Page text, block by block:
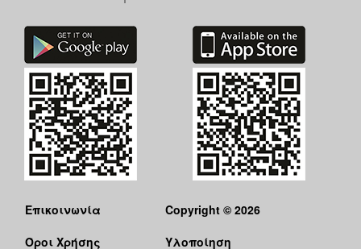
Επικοινωνία
Όροι Χρήσης
Copyright © 2026
Υλοποίηση